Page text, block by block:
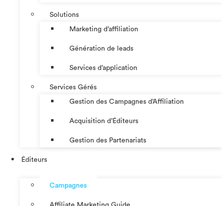
Solutions
Marketing d’affiliation
Génération de leads
Services d’application
Services Gérés
Gestion des Campagnes d’Affiliation​
Acquisition d’Éditeurs
Gestion des Partenariats
Éditeurs
Campagnes